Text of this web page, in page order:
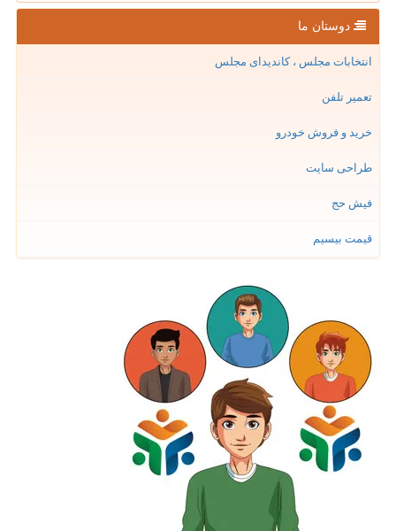
دوستان ما
انتخابات مجلس ، کاندیدای مجلس
تعمیر تلفن
خرید و فروش خودرو
طراحی سایت
فیش حج
قیمت بیسیم